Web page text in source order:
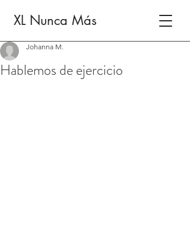
XL Nunca Más
Hablemos de ejercicio
Johanna M.